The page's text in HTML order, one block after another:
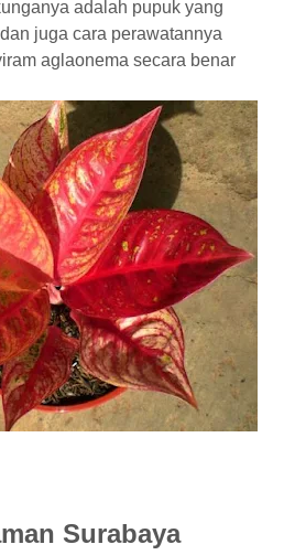
adalah pupuk yang
juga cara perawatannya
aglaonema secara benar
Surabaya